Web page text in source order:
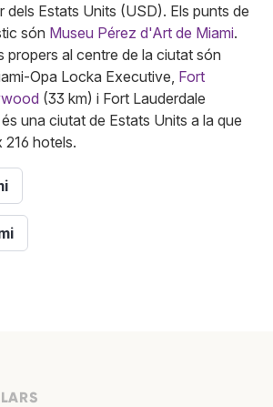
dels Estats Units (USD). Els punts de
són Museu Pérez d'Art de Miami.
propers al centre de la ciutat són
Opa Locka Executive, Fort
(33 km) i Fort Lauderdale
una ciutat de Estats Units a la que
216 hotels.